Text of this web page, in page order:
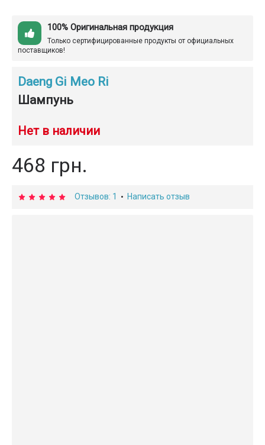
100% Оригинальная продукция
Только сертифицированные продукты от официальных
поставщиков!
Daeng Gi Meo Ri
Шампунь
Нет в наличии
468 грн.
Отзывов: 1 • Написать отзыв